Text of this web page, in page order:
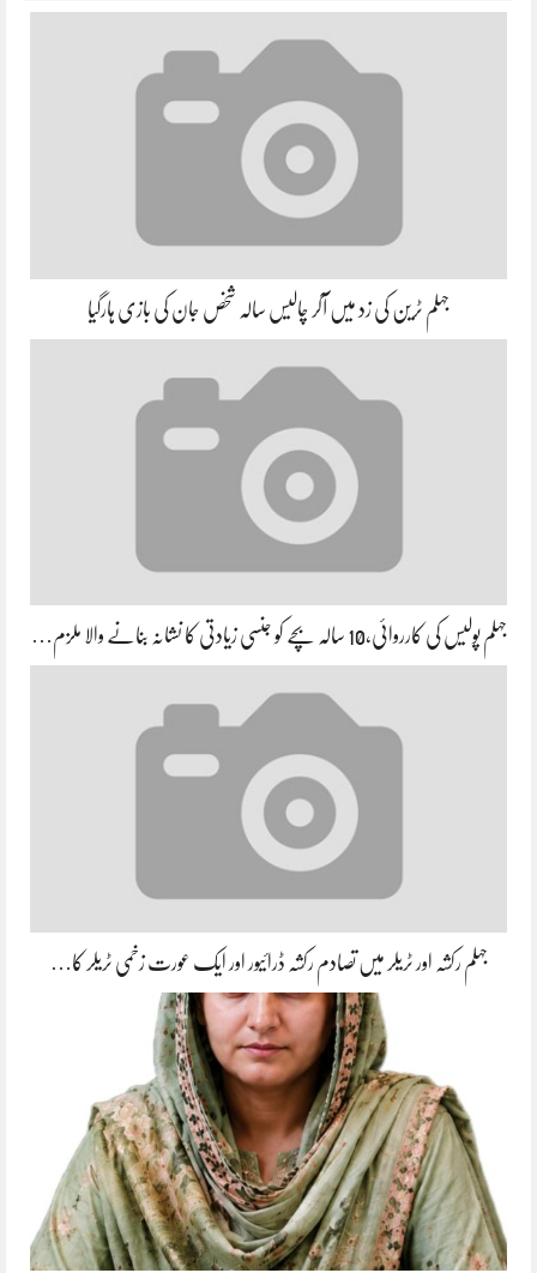
جہلم ٹرین کی زد میں آکر چالیس سالہ شخص جان کی بازی ہارگیا
جہلم پولیس کی کارروائی،10 سالہ بچے کو جنسی زیادتی کا نشانہ بنانے والا ملزم…
جہلم رکشہ اور ٹریلر میں تصادم رکشہ ڈرائیور اور ایک عورت زخمی ٹریلر کا…